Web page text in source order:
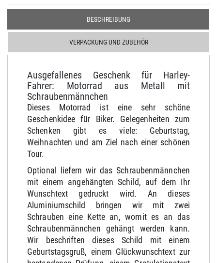
BESCHREIBUNG
VERPACKUNG UND ZUBEHÖR
Ausgefallenes Geschenk für Harley-
Fahrer: Motorrad aus Metall mit
Schraubenmännchen
Dieses Motorrad ist eine sehr schöne
Geschenkidee für Biker. Gelegenheiten zum
Schenken gibt es viele: Geburtstag,
Weihnachten und am Ziel nach einer schönen
Tour.
Optional liefern wir das Schraubenmännchen
mit einem angehängten Schild, auf dem Ihr
Wunschtext gedruckt wird. An dieses
Aluminiumschild bringen wir mit zwei
Schrauben eine Kette an, womit es an das
Schraubenmännchen gehängt werden kann.
Wir beschriften dieses Schild mit einem
Geburtstagsgruß, einem Glückwunschtext zur